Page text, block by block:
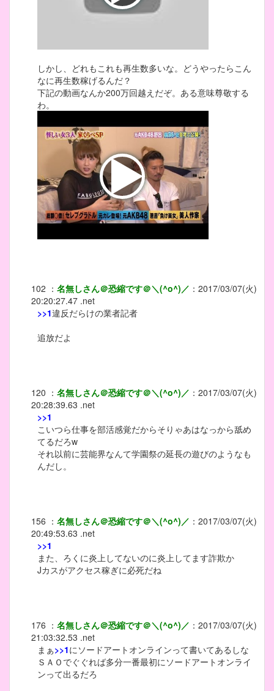
しかし、どれもこれも再生数多いな。どうやったらこん
なに再生数稼げるんだ？
下記の動画なんか200万回越えだぞ。ある意味尊敬する
わ。
102 ： 名無しさん＠恐縮です＠＼(^o^)／ ： 2017/03/07(火)
20:20:27.47 .net
>>1違反だらけの業者記者
追放だよ
120 ： 名無しさん＠恐縮です＠＼(^o^)／ ： 2017/03/07(火)
20:28:39.63 .net
>>1
こいつら仕事を部活感覚だからそりゃあはなっから舐め
てるだろw
それ以前に芸能界なんて学園祭の延長の遊びのようなも
んだし。
156 ： 名無しさん＠恐縮です＠＼(^o^)／ ： 2017/03/07(火)
20:49:53.63 .net
>>1
また、ろくに炎上してないのに炎上してます詐欺か
Jカスがアクセス稼ぎに必死だね
176 ： 名無しさん＠恐縮です＠＼(^o^)／ ： 2017/03/07(火)
21:03:32.53 .net
まぁ>>1にソードアートオンラインって書いてあるしな
ＳＡＯでぐぐれば多分一番最初にソードアートオンライ
ンって出るだろ